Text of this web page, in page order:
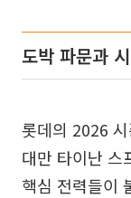
도박 파문과
롯데의 2026
대만 타이난 스
핵심 전력들이